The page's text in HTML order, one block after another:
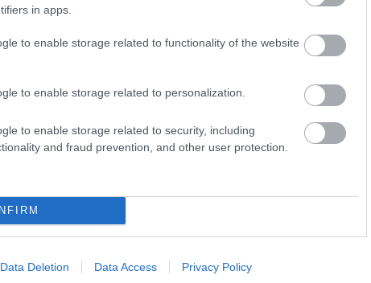
in apps.
to enable storage related to functionality of the website
to enable storage related to personalization.
to enable storage related to security, including
and fraud prevention, and other user protection.
Data Deletion Data Access Privacy Policy